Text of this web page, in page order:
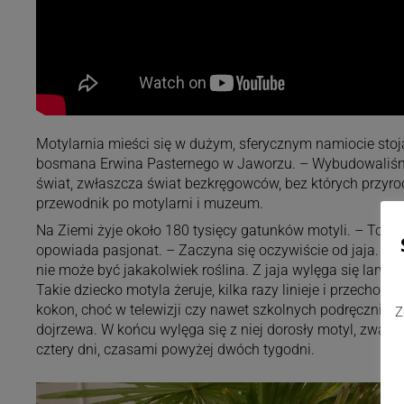
Motylarnia mieści się w dużym, sferycznym namiocie
bosmana Erwina Pasternego w Jaworzu. –
świat, zwłaszcza świat bezkręgowców, bez których
przewodnik po motylarni i muzeum.
Na Ziemi żyje około 180 tysięcy gatunków motyli. – To
opowiada pasjonat. – Zaczyna się oczywiście od jaja.
nie może być jakakolwiek roślina. Z jaja wylęga się
Takie dziecko motyla żeruje, kilka razy linieje i
kokon, choć w telewizji czy nawet szkolnych
dojrzewa. W końcu wylęga się z niej dorosły motyl,
cztery dni, czasami powyżej dwóch tygodni.